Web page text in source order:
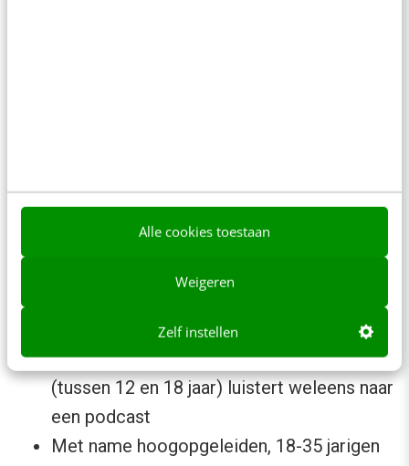
Alle cookies toestaan
Weigeren
Zelf instellen
66% (!) van de Nederlandse jongeren
(tussen 12 en 18 jaar) luistert weleens naar
een podcast
Met name hoogopgeleiden, 18-35 jarigen